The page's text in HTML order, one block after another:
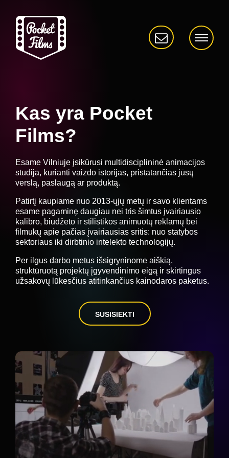
Kas yra Pocket
Films?
Esame Vilniuje įsikūrusi multidisciplininė animacijos
studija, kurianti vaizdo istorijas, pristatančias jūsų
verslą, paslaugą ar produktą.
Patirtį kaupiame nuo 2013-ųjų metų ir savo klientams
esame pagaminę daugiau nei tris šimtus įvairiausio
kalibro, biudžeto ir stilistikos animuotų reklamų bei
filmukų apie pačias įvairiausias sritis: nuo statybos
sektoriaus iki dirbtinio intelekto technologijų.
Per ilgus darbo metus išsigryninome aiškią,
struktūruotą projektų įgyvendinimo eigą ir skirtingus
užsakovų lūkesčius atitinkančius kainodaros paketus.
SUSISIEKTI